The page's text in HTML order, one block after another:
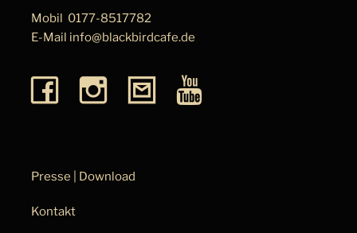
Mobil 0177-8517782
E-Mail info@blackbirdcafe.de
Presse | Download
Kontakt